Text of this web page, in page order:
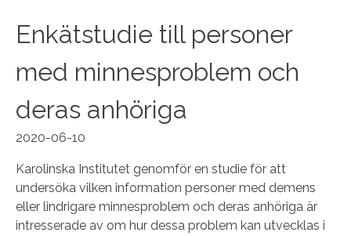
Enkätstudie till personer
med minnesproblem och
deras anhöriga
2020-06-10
Karolinska Institutet genomför en studie för att
undersöka vilken information personer med demens
eller lindrigare minnesproblem och deras anhöriga är
intresserade av om hur dessa problem kan utvecklas i